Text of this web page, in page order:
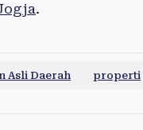
.
Asli Daerah properti